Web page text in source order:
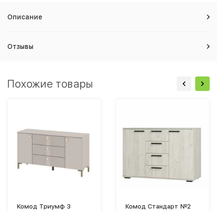
Описание
Отзывы
Похожие товары
Комод Триумф 3
Комод Стандарт №2